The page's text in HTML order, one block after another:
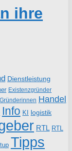
ihre
Dienstleistung
Existenzgründer
Gründerinnen Handel
Info KI logistik
RTL RTL
Tipps